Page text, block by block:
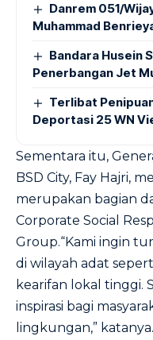
Danrem 051/
Muhammad
Bandara Husein
Penerbangan Jet
Terlibat
Deportasi 25 WN
Sementara itu,
BSD City, Fay Hajri,
merupakan bagian
Corporate Social
Group.“Kami ingin
di wilayah adat
kearifan lokal tinggi.
inspirasi bagi
lingkungan,” katanya.